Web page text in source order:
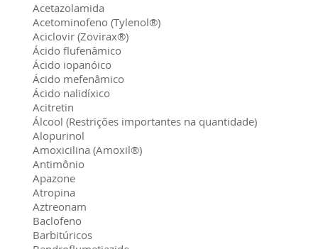
Acetazolamida
Acetominofeno (Tylenol®)
Aciclovir (Zovirax®)
Ácido flufenâmico
Ácido iopanóico
Ácido mefenâmico
Ácido nalidíxico
Acitretin
Álcool (Restrições importantes na quantidade)
Alopurinol
Amoxicilina (Amoxil®)
Antimônio
Apazone
Atropina
Aztreonam
Baclofeno
Barbitúricos